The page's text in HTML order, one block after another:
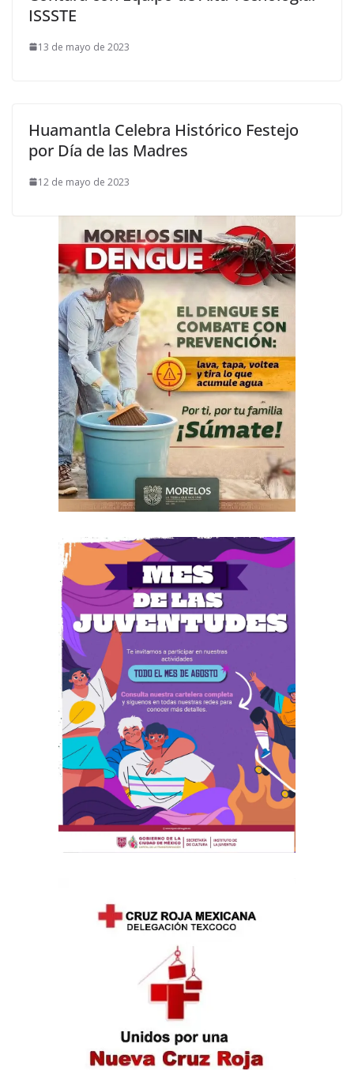
ISSSTE
13 de mayo de 2023
Huamantla Celebra Histórico Festejo
por Día de las Madres
12 de mayo de 2023